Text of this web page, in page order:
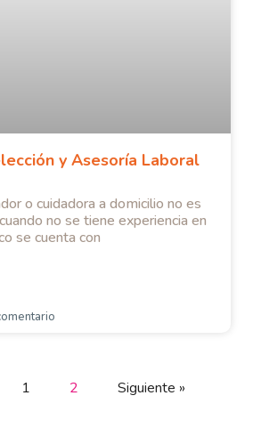
y Asesoría Laboral
o cuidadora a domicilio no es
no se tiene experiencia en
se cuenta con
1 2 Siguiente »